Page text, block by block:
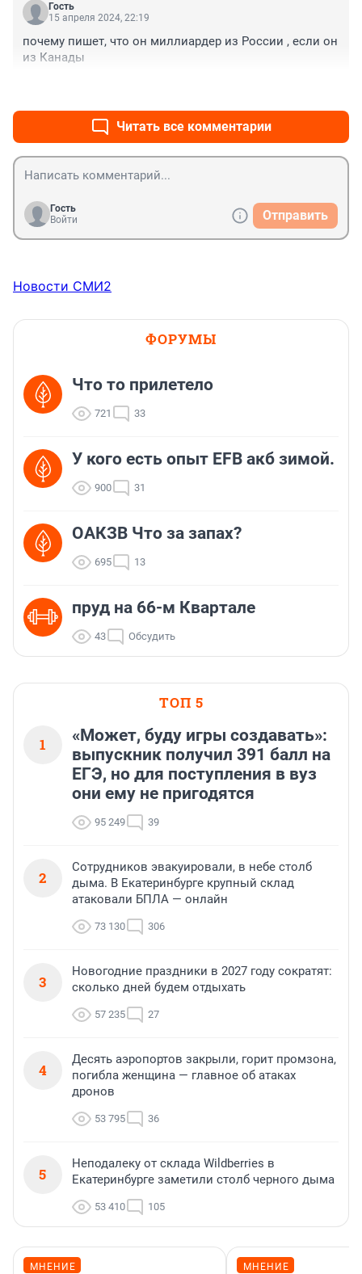
Гость
15 апреля 2024, 22:19
почему пишет, что он миллиардер из России , если он
из Канады
Читать все комментарии
Гость
Войти
Отправить
Новости СМИ2
ФОРУМЫ
Что то прилетело
721 33
У кого есть опыт EFB акб зимой.
900 31
ОАКЗВ Что за запах?
695 13
пруд на 66-м Квартале
43 Обсудить
ТОП 5
1
«Может, буду игры создавать»:
выпускник получил 391 балл на
ЕГЭ, но для поступления в вуз
они ему не пригодятся
95 249 39
2
Сотрудников эвакуировали, в небе столб
дыма. В Екатеринбурге крупный склад
атаковали БПЛА — онлайн
73 130 306
3
Новогодние праздники в 2027 году сократят:
сколько дней будем отдыхать
57 235 27
4
Десять аэропортов закрыли, горит промзона,
погибла женщина — главное об атаках
дронов
53 795 36
5
Неподалеку от склада Wildberries в
Екатеринбурге заметили столб черного дыма
53 410 105
МНЕНИЕ МНЕНИЕ